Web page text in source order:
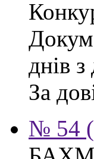
днів
За
№ 54